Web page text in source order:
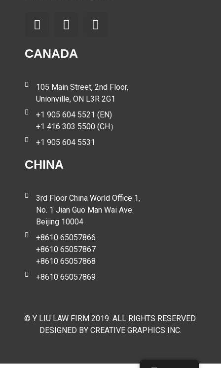
CANADA
105 Main Street, 2nd Floor,
Unionville, ON L3R 2G1
+1 905 604 5521 (EN)
+1 416 303 5500 (CH）
+1 905 604 5531
CHINA
3rd Floor China World Office 1,
No. 1 Jian Guo Man Wai Ave.
Beijing 10004
+8610 65057866
+8610 65057867
+8610 65057868
+8610 65057869
© Y LIU LAW FIRM 2019. ALL RIGHTS RESERVED.
DESIGNED BY CREATIVE GRAPHICS INC.